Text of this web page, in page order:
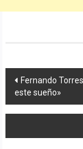
de
Fernando
este sueño»